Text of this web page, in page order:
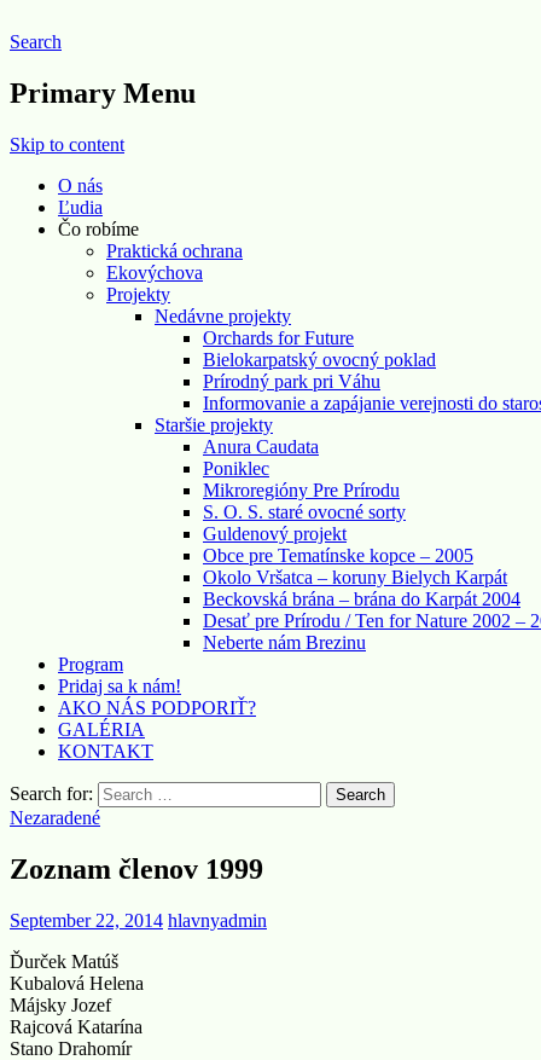
Pre prírodu o. z.
Search
Primary Menu
Skip to content
O nás
Ľudia
Čo robíme
Praktická ochrana
Ekovýchova
Projekty
Nedávne projekty
Orchards for Future
Bielokarpatský ovocný poklad
Prírodný park pri Váhu
Informovanie a zapájanie verejnosti do
Staršie projekty
Anura Caudata
Poniklec
Mikroregióny Pre Prírodu
S. O. S. staré ovocné sorty
Guldenový projekt
Obce pre Tematínske kopce – 2005
Okolo Vršatca – koruny Bielych Karpát
Beckovská brána – brána do Karpát 2004
Desať pre Prírodu / Ten for Nature 2002 –
Neberte nám Brezinu
Program
Pridaj sa k nám!
AKO NÁS PODPORIŤ?
GALÉRIA
KONTAKT
Search for:
Nezaradené
Zoznam členov 1999
September 22, 2014 hlavnyadmin
Ďurček Matúš
Kubalová Helena
Májsky Jozef
Rajcová Katarína
Stano Drahomír